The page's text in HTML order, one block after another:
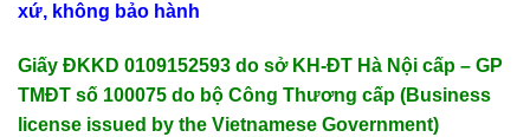
xứ, không bảo hành
Giấy ĐKKD 0109152593 do sở KH-ĐT Hà Nội cấp – GP
TMĐT số 100075 do bộ Công Thương cấp (Business
license issued by the Vietnamese Government)